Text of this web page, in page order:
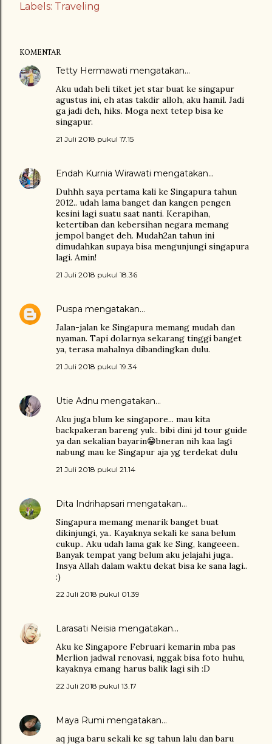
Labels: Traveling
KOMENTAR
Tetty Hermawati mengatakan…
Aku udah beli tiket jet star buat ke singapur
agustus ini, eh atas takdir alloh, aku hamil. Jadi
ga jadi deh, hiks. Moga next tetep bisa ke
singapur.
21 Juli 2018 pukul 17.15
Endah Kurnia Wirawati mengatakan…
Duhhh saya pertama kali ke Singapura tahun
2012.. udah lama banget dan kangen pengen
kesini lagi suatu saat nanti. Kerapihan,
ketertiban dan kebersihan negara memang
jempol banget deh. Mudah2an tahun ini
dimudahkan supaya bisa mengunjungi singapura
lagi. Amin!
21 Juli 2018 pukul 18.36
Puspa mengatakan…
Jalan-jalan ke Singapura memang mudah dan
nyaman. Tapi dolarnya sekarang tinggi banget
ya, terasa mahalnya dibandingkan dulu.
21 Juli 2018 pukul 19.34
Utie Adnu mengatakan…
Aku juga blum ke singapore... mau kita
backpakeran bareng yuk.. bibi dini jd tour guide
ya dan sekalian bayarin😁bneran nih kaa lagi
nabung mau ke Singapur aja yg terdekat dulu
21 Juli 2018 pukul 21.14
Dita Indrihapsari mengatakan…
Singapura memang menarik banget buat
dikinjungi, ya.. Kayaknya sekali ke sana belum
cukup.. Aku udah lama gak ke Sing, kangeeen..
Banyak tempat yang belum aku jelajahi juga..
Insya Allah dalam waktu dekat bisa ke sana lagi..
:)
22 Juli 2018 pukul 01.39
Larasati Neisia mengatakan…
Aku ke Singapore Februari kemarin mba pas
Merlion jadwal renovasi, nggak bisa foto huhu,
kayaknya emang harus balik lagi sih :D
22 Juli 2018 pukul 13.17
Maya Rumi mengatakan…
aq juga baru sekali ke sg tahun lalu dan baru